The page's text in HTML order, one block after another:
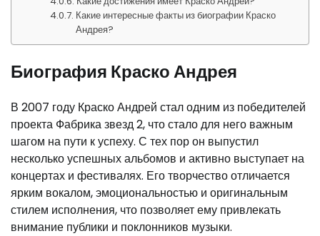
Какие интересные факты из биографии Краско
Андрея?
Биография Краско Андрея
В 2007 году Краско Андрей стал одним из победителей
проекта Фабрика звезд 2, что стало для него важным
шагом на пути к успеху. С тех пор он выпустил
несколько успешных альбомов и активно выступает на
концертах и фестивалях. Его творчество отличается
ярким вокалом, эмоциональностью и оригинальным
стилем исполнения, что позволяет ему привлекать
внимание публики и поклонников музыки.